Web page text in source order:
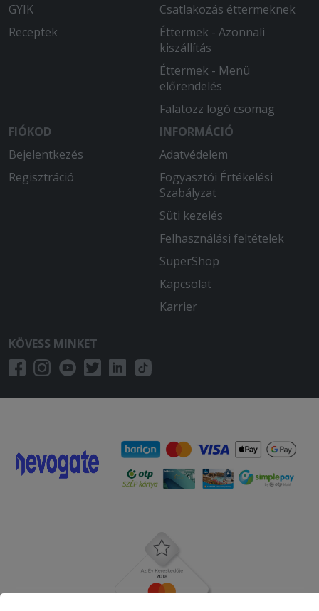
GYIK
Receptek
Csatlakozás éttermeknek
Éttermek - Azonnali
kiszállítás
Éttermek - Menü
előrendelés
Falatozz logó csomag
FIÓKOD
Bejelentkezés
Regisztráció
INFORMÁCIÓ
Adatvédelem
Fogyasztói Értékelési
Szabályzat
Süti kezelés
Felhasználási feltételek
SuperShop
Kapcsolat
Karrier
KÖVESS MINKET